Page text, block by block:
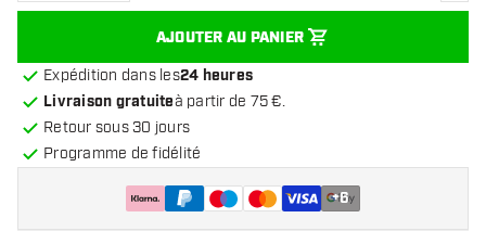
AJOUTER AU PANIER
Expédition dans les24 heures
Livraison gratuiteà partir de 75 €.
Retour sous 30 jours
Programme de fidélité
+6